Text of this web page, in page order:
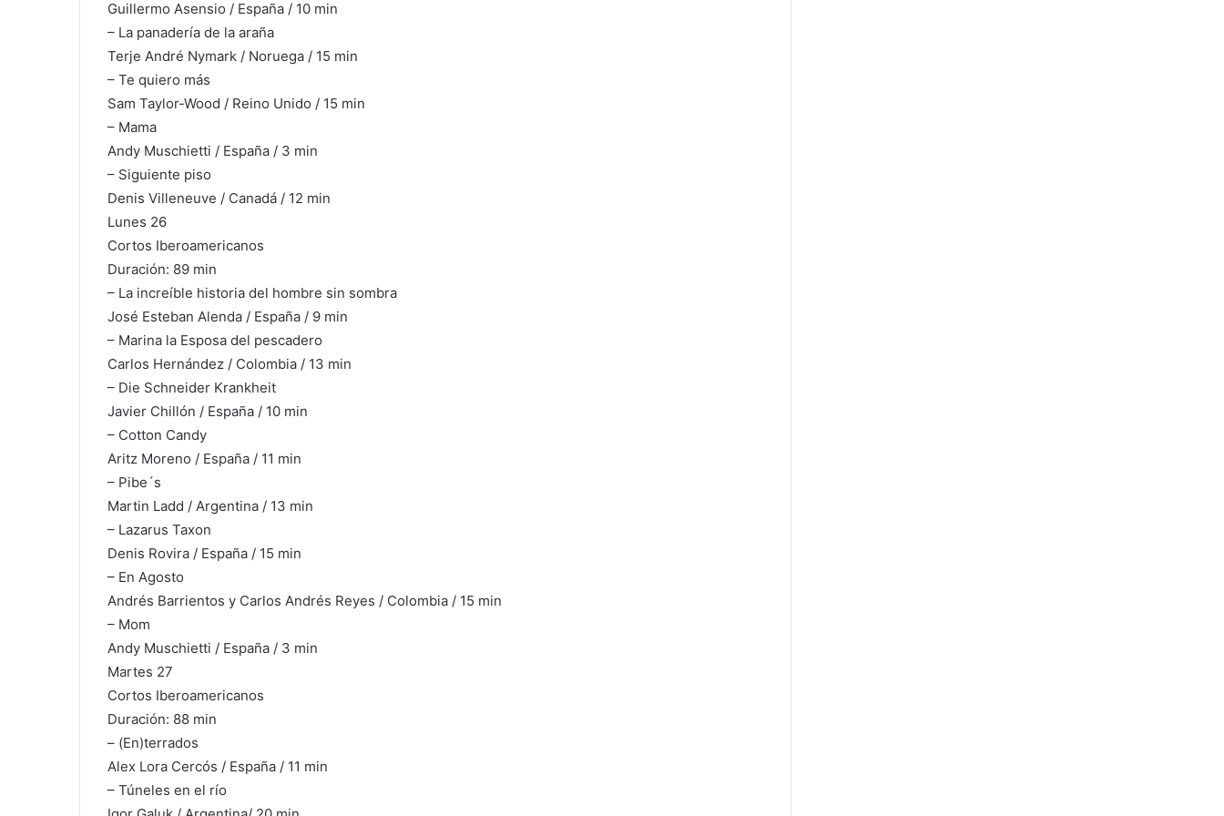
Guillermo Asensio / España / 10 min
– La panadería de la araña
Terje André Nymark / Noruega / 15 min
– Te quiero más
Sam Taylor-Wood / Reino Unido / 15 min
– Mama
Andy Muschietti / España / 3 min
– Siguiente piso
Denis Villeneuve / Canadá / 12 min
Lunes 26
Cortos Iberoamericanos
Duración: 89 min
– La increíble historia del hombre sin sombra
José Esteban Alenda / España / 9 min
– Marina la Esposa del pescadero
Carlos Hernández / Colombia / 13 min
– Die Schneider Krankheit
Javier Chillón / España / 10 min
– Cotton Candy
Aritz Moreno / España / 11 min
– Pibe´s
Martin Ladd / Argentina / 13 min
– Lazarus Taxon
Denis Rovira / España / 15 min
– En Agosto
Andrés Barrientos y Carlos Andrés Reyes / Colombia / 15 min
– Mom
Andy Muschietti / España / 3 min
Martes 27
Cortos Iberoamericanos
Duración: 88 min
– (En)terrados
Alex Lora Cercós / España / 11 min
– Túneles en el río